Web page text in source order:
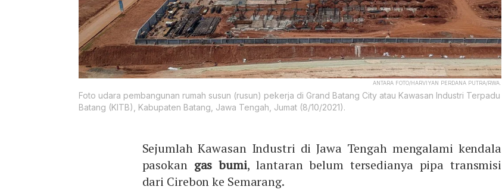
ANTARA FOTO/HARVIYAN PERDANA PUTRA/RWA.
Foto udara pembangunan rumah susun (rusun) pekerja di Grand Batang City atau Kawasan Industri Terpadu
Batang (KITB), Kabupaten Batang, Jawa Tengah, Jumat (8/10/2021).
Sejumlah Kawasan Industri di Jawa Tengah mengalami kendala
pasokan gas bumi, lantaran belum tersedianya pipa transmisi
dari Cirebon ke Semarang.